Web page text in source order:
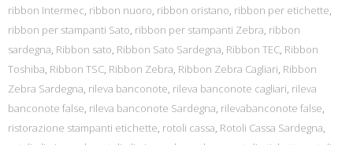
ribbon Intermec, ribbon nuoro, ribbon oristano, ribbon per etichette,
ribbon per stampanti Sato, ribbon per stampanti Zebra, ribbon
sardegna, Ribbon sato, Ribbon Sato Sardegna, Ribbon TEC, Ribbon
Toshiba, Ribbon TSC, Ribbon Zebra, Ribbon Zebra Cagliari, Ribbon
Zebra Sardegna, rileva banconote, rileva banconote cagliari, rileva
banconote false, rileva banconote Sardegna, rilevabanconote false,
ristorazione stampanti etichette, rotoli cassa, Rotoli Cassa Sardegna,